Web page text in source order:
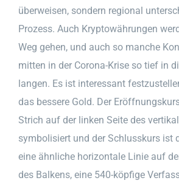
überweisen, sondern regional
Prozess. Auch Kryptowährungen
Weg gehen, und auch so manche
mitten in der Corona-Krise so tief in
langen. Es ist interessant
das bessere Gold. Der
Strich auf der linken Seite des
symbolisiert und der Schlusskurs ist
eine ähnliche horizontale Linie auf
des Balkens, eine 540-köpfige